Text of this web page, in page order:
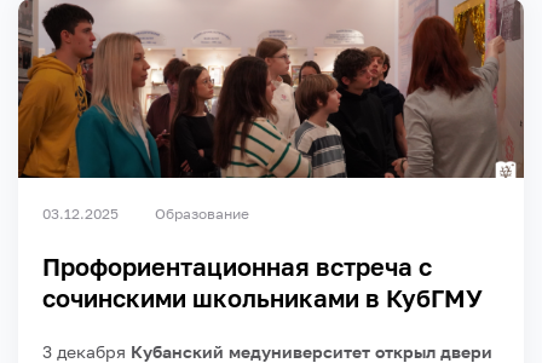
03.12.2025 Образование
Профориентационная встреча с
сочинскими школьниками в КубГМУ
3 декабря Кубанский медуниверситет открыл двери